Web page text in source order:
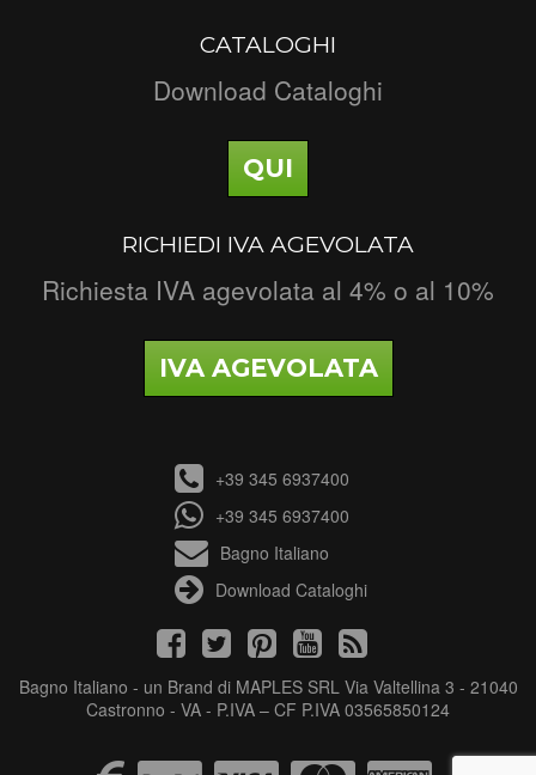
CATALOGHI
Download Cataloghi
QUI
RICHIEDI IVA AGEVOLATA
Richiesta IVA agevolata al 4% o al 10%
IVA AGEVOLATA
+39 345 6937400
+39 345 6937400
Bagno Italiano
Download Cataloghi
Bagno Italiano - un Brand di MAPLES SRL Via Valtellina 3 - 21040
Castronno - VA - P.IVA – CF P.IVA 03565850124